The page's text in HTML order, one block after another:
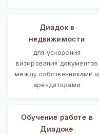
Диадок в
недвижимости
для ускорения
визирования документов
между собственниками и
арендаторами
Обучение работе в
Диадоке